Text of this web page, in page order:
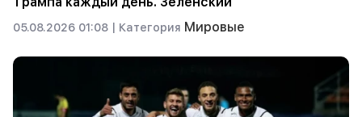
05.08.2026 01:08 | Категория Мировые